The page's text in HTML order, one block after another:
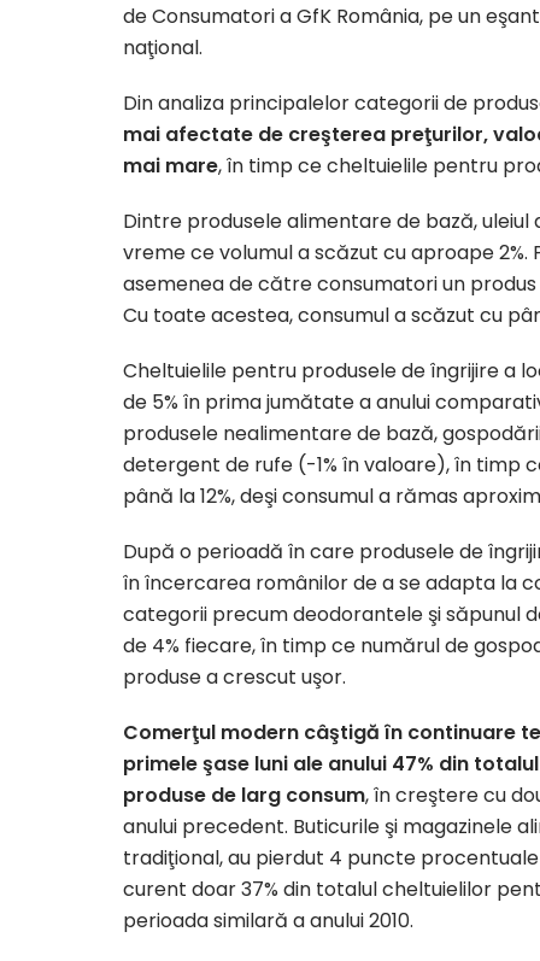
de Consumatori a GfK România, pe un
naţional.
Din analiza principalelor categorii de
mai afectate de creşterea preţurilor,
mai mare, în timp ce cheltuielile pentru
Dintre produsele alimentare de bază,
vreme ce volumul a scăzut cu aproape
asemenea de către consumatori un
Cu toate acestea, consumul a scăzut cu
Cheltuielile pentru produsele de îngrijire a
de 5% în prima jumătate a anului
produsele nealimentare de bază,
detergent de rufe (-1% în valoare), în timp
până la 12%, deşi consumul a rămas
După o perioadă în care produsele de
în încercarea românilor de a se adapta la
categorii precum deodorantele şi săpunul
de 4% fiecare, în timp ce numărul de
produse a crescut uşor.
Comerţul modern câştigă în continuare
primele şase luni ale anului 47% din
produse de larg consum, în creştere cu
anului precedent. Buticurile şi magazinele
tradiţional, au pierdut 4 puncte
curent doar 37% din totalul cheltuielilor
perioada similară a anului 2010.